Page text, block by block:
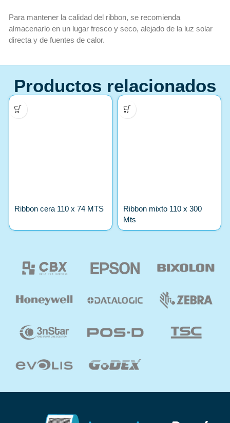
Para mantener la calidad del ribbon, se recomienda
almacenarlo en un lugar fresco y seco, alejado de la luz solar
directa y de fuentes de calor.
Productos relacionados
Ribbon cera 110 x 74 MTS
Ribbon mixto 110 x 300
Mts